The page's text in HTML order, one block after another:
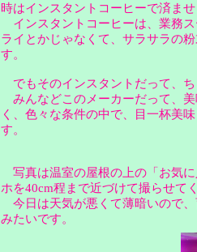
時はインスタントコーヒーで済ませ
インスタントコーヒーは、業務
ライとかじゃなくて、サラサラの
す。
でもそのインスタントだって、
みんなどこのメーカーだって、
く、色々な条件の中で、目一杯美
す。
写真は温室の屋根の上の「お気
ホを40cm程まで近づけて撮らせて
今日は天気が悪くて薄暗いので
みたいです。